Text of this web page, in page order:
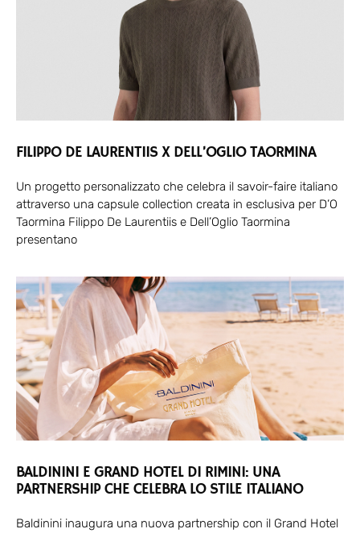
FILIPPO DE LAURENTIIS X DELL’OGLIO TAORMINA
Un progetto personalizzato che celebra il savoir-faire italiano
attraverso una capsule collection creata in esclusiva per D’O
Taormina Filippo De Laurentiis e Dell’Oglio Taormina
presentano
BALDININI E GRAND HOTEL DI RIMINI: UNA
PARTNERSHIP CHE CELEBRA LO STILE ITALIANO
Baldinini inaugura una nuova partnership con il Grand Hotel